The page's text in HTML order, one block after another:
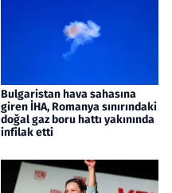
Bulgaristan hava sahasına
giren İHA, Romanya sınırındaki
doğal gaz boru hattı yakınında
infilak etti